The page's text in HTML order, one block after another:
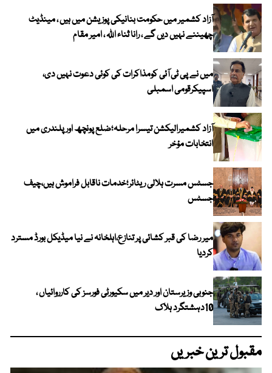
آزاد کشمیر میں حکومت بنانیکی پوزیشن میں ہیں ، مینڈیٹ
چھیننے نہیں دیں گے ، رانا ثناء اللہ ، امیر مقام
میں نے پی ٹی آئی کومذاکرات کی کوئی دعوت نہیں دی،
اسپیکرقومی اسمبلی
آزاد کشمیرالیکشن تیسرا مرحلہ؛ضلع پونچھ اور پلندری میں
انتخابات مؤخر
جسٹس مسرت ہلالی ریٹائر؛خدمات ناقابل فراموش ہیں،چیف
جسٹس
میر رضا کی قبر کشائی پر تنازع،اہلخانہ نے نیا میڈیکل بورڈ مسترد
کردیا
جنوبی وزیرستان اور دیر میں سکیورٹی فورسز کی کارروائیاں ،
10دہشتگرد ہلاک
مقبول ترین خبریں